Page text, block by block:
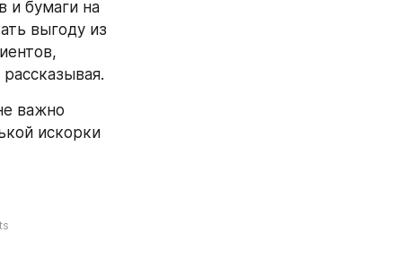
и бумаги на
выгоду из
важно
искорки